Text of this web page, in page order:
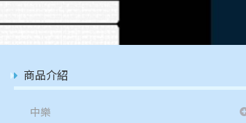
商品介紹
中樂